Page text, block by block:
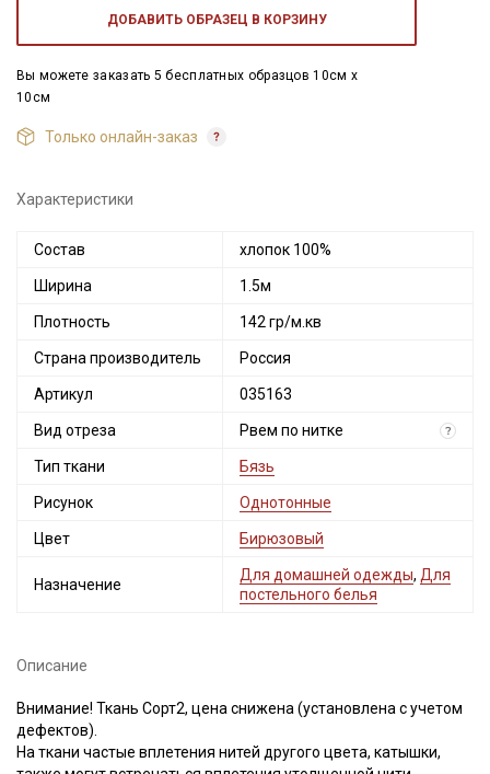
ДОБАВИТЬ ОБРАЗЕЦ В КОРЗИНУ
Вы можете заказать 5 бесплатных образцов 10см x
10см
Только онлайн-заказ
Характеристики
Состав хлопок 100%
Ширина 1.5м
Плотность 142 гр/м.кв
Страна производитель Россия
Артикул 035163
Вид отреза Рвем по нитке ?
Тип ткани Бязь
Рисунок Однотонные
Цвет Бирюзовый
Назначение
Для домашней одежды, Для
постельного белья
Описание
Внимание! Ткань Сорт2, цена снижена (установлена с учетом
дефектов).
На ткани частые вплетения нитей другого цвета, катышки,